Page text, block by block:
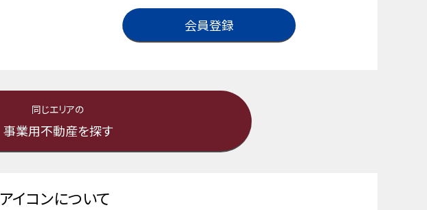
会員登録
同じエリアの
事業用不動産を探す
アイコンについて